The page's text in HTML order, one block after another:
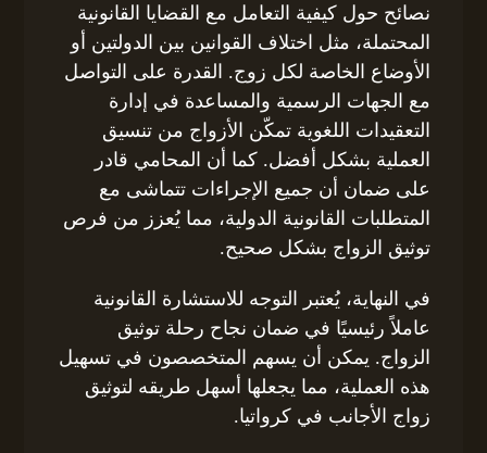
نصائح حول كيفية التعامل مع القضايا القانونية
المحتملة، مثل اختلاف القوانين بين الدولتين أو
الأوضاع الخاصة لكل زوج. القدرة على التواصل
مع الجهات الرسمية والمساعدة في إدارة
التعقيدات اللغوية تمكّن الأزواج من تنسيق
العملية بشكل أفضل. كما أن المحامي قادر
على ضمان أن جميع الإجراءات تتماشى مع
المتطلبات القانونية الدولية، مما يُعزز من فرص
توثيق الزواج بشكل صحيح.
في النهاية، يُعتبر التوجه للاستشارة القانونية
عاملاً رئيسيًا في ضمان نجاح رحلة توثيق
الزواج. يمكن أن يسهم المتخصصون في تسهيل
هذه العملية، مما يجعلها أسهل طريقه لتوثيق
زواج الأجانب في كرواتيا.